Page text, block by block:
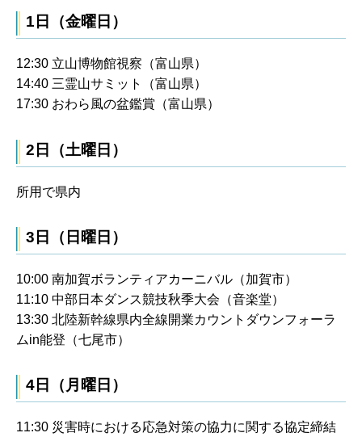
1日（金曜日）
12:30 立山博物館視察（富山県）
14:40 三霊山サミット（富山県）
17:30 おわら風の盆鑑賞（富山県）
2日（土曜日）
所用で県内
3日（日曜日）
10:00 南加賀ボランティアカーニバル（加賀市）
11:10 中部日本ダンス競技秋季大会（音楽堂）
13:30 北陸新幹線県内全線開業カウントダウンフォーラ
ムin能登（七尾市）
4日（月曜日）
11:30 災害時における応急対策の協力に関する協定締結